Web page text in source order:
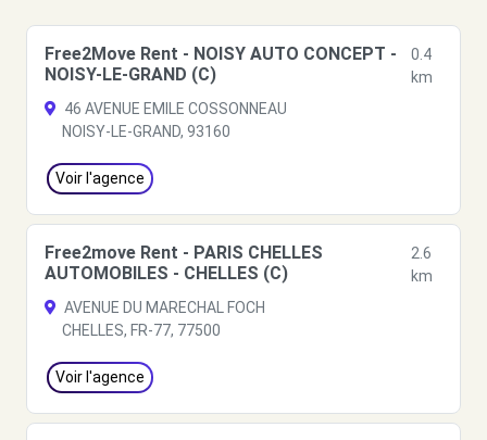
Free2Move Rent - NOISY AUTO CONCEPT -
NOISY-LE-GRAND (C)
0.4
km
46 AVENUE EMILE COSSONNEAU
NOISY-LE-GRAND, 93160
Voir l'agence
Free2move Rent - PARIS CHELLES
AUTOMOBILES - CHELLES (C)
2.6
km
AVENUE DU MARECHAL FOCH
CHELLES, FR-77, 77500
Voir l'agence